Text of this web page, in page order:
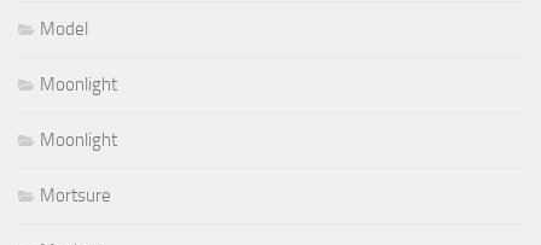
Model
Moonlight
Moonlight
Mortsure